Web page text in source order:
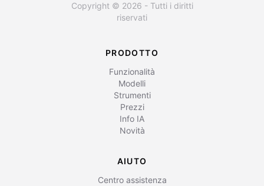
Copyright © 2026 - Tutti i diritti
riservati
PRODOTTO
Funzionalità
Modelli
Strumenti
Prezzi
Info IA
Novità
AIUTO
Centro assistenza